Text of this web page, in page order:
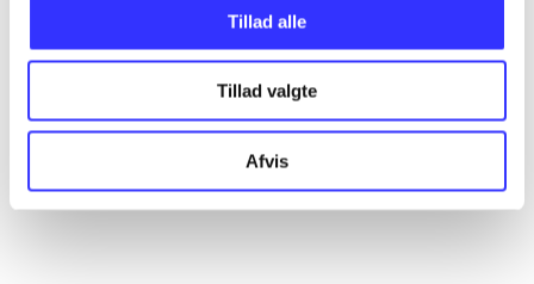
Tillad alle
Tillad valgte
Afvis